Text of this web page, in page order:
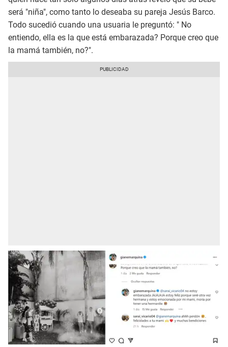
será "niña", como tanto lo deseaba su pareja Jesús Barco.
Todo sucedió cuando una usuaria le preguntó: " No
entiendo, ella es la que está embarazada? Porque creo que
la mamá también, no?".